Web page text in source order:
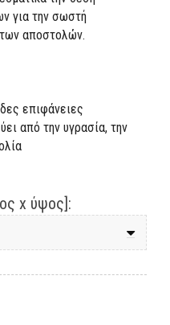
για την σωστή
αποστολών.
επιφάνειες
από την υγρασία, την
x ύψος]: